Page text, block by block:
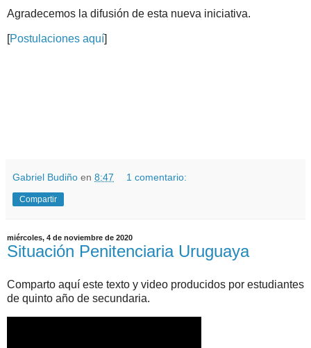
Agradecemos la difusión de esta nueva iniciativa.
[Postulaciones aquí]
Gabriel Budiño en 8:47 1 comentario:
Compartir
miércoles, 4 de noviembre de 2020
Situación Penitenciaria Uruguaya
Comparto aquí este texto y video producidos por estudiantes
de quinto año de secundaria.